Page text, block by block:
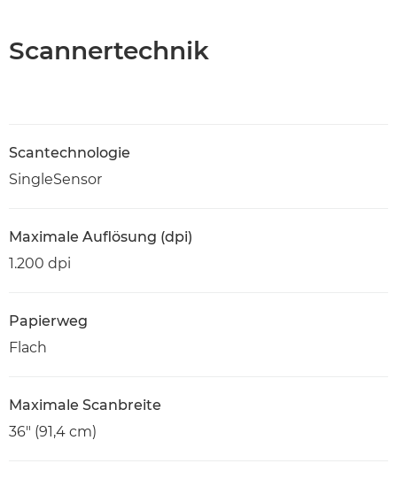
Scannertechnik
Scantechnologie
SingleSensor
Maximale Auflösung (dpi)
1.200 dpi
Papierweg
Flach
Maximale Scanbreite
36" (91,4 cm)